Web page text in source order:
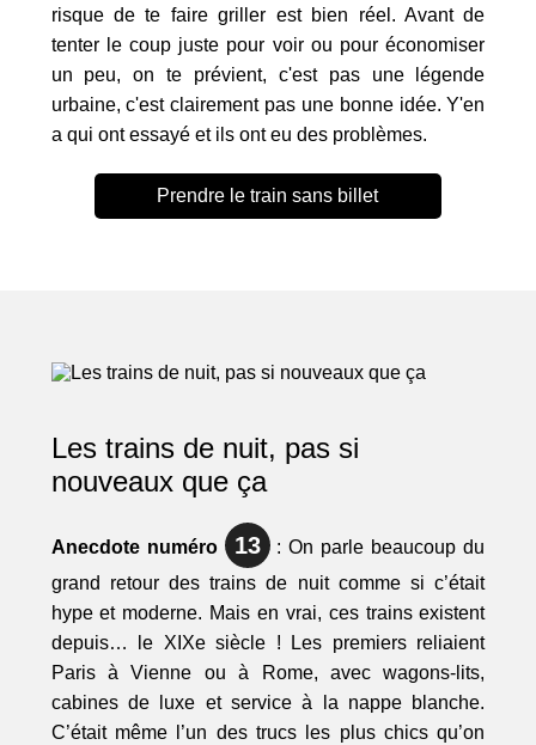
risque de te faire griller est bien réel. Avant de
tenter le coup juste pour voir ou pour économiser
un peu, on te prévient, c'est pas une légende
urbaine, c'est clairement pas une bonne idée. Y'en
a qui ont essayé et ils ont eu des problèmes.
Prendre le train sans billet
Les trains de nuit, pas si
nouveaux que ça
Anecdote numéro 13 : On parle beaucoup du
grand retour des trains de nuit comme si c’était
hype et moderne. Mais en vrai, ces trains existent
depuis… le XIXe siècle ! Les premiers reliaient
Paris à Vienne ou à Rome, avec wagons-lits,
cabines de luxe et service à la nappe blanche.
C’était même l’un des trucs les plus chics qu’on